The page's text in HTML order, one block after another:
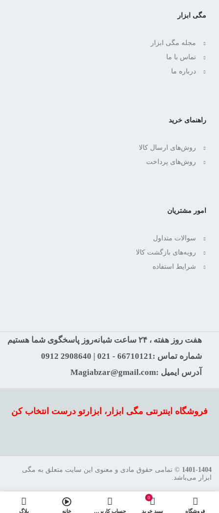
مگی ابزار
مجله مگی ابزار
تماس با ما
درباره ما
راهنمای خرید
روش‌های ارسال کالا
روش‌های پرداخت
امور مشتریان
سوالات متداول
رویه‌های بازگشت کالا
شرایط استفاده
هفت روز هفته ، ۲۴ ساعت شبانه‌روز پاسخگوی شما هستیم
شماره تماس :66710121 - 021 | 2908640 0912
آدرس ایمیل :Magiabzar@gmail.com
فروشگاه اینترنتی مگی ابزار، ابزارتو درست انتخاب کن
1401-1404 © تمامی حقوق مادی و معنوی این سایت متعلق به مگی
ابزار می‌باشد.
فروشگاه
0
سبد خرید حساب کاربری من خانه بلاگ